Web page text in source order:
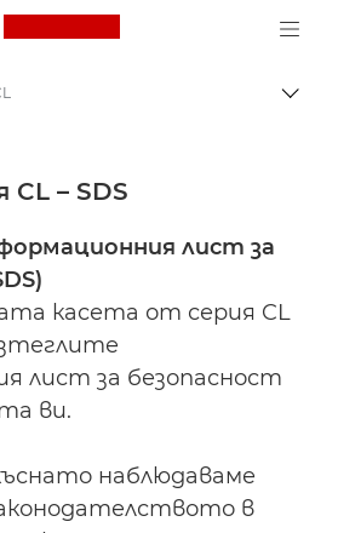
Canon Logo, back to
Информационни листове за безопасност
– SDS
лист за
касета от серия CL
лист за безопасност
ви.
наблюдаваме
в